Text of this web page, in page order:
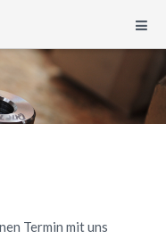
Termin mit uns